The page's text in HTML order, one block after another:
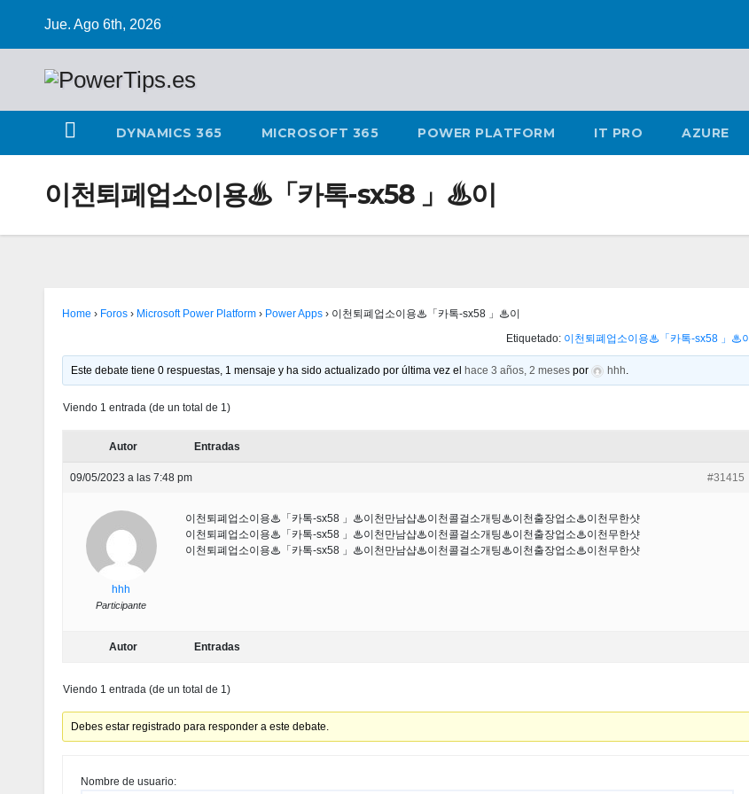
Jue. Ago 6th, 2026
DYNAMICS 365 MICROSOFT 365 POWER PLATFORM IT PRO AZURE
이천퇴폐업소이용♨「카톡-sx58 」♨이
Home › Foros › Microsoft Power Platform › Power Apps › 이천퇴폐업소이용♨「카톡-sx58 」♨이
Etiquetado: 이천퇴폐업소이용♨「카톡-sx58 」♨이
Este debate tiene 0 respuestas, 1 mensaje y ha sido actualizado por última vez el hace 3 años, 2 meses por hhh.
Viendo 1 entrada (de un total de 1)
Autor Entradas
09/05/2023 a las 7:48 pm #31415
hhh
Participante
이천퇴폐업소이용♨「카톡-sx58 」♨이천만남샵♨이천콜걸소개팅♨이천출장업소♨이천무한샷
이천퇴폐업소이용♨「카톡-sx58 」♨이천만남샵♨이천콜걸소개팅♨이천출장업소♨이천무한샷
이천퇴폐업소이용♨「카톡-sx58 」♨이천만남샵♨이천콜걸소개팅♨이천출장업소♨이천무한샷
Autor Entradas
Viendo 1 entrada (de un total de 1)
Debes estar registrado para responder a este debate.
Nombre de usuario: